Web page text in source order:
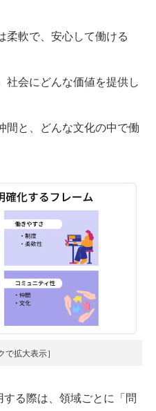
柔軟で、安心して働ける
社会にどんな価値を提供し
間と、どんな文化の中で働
で拡大表示］
る際は、領域ごとに「問